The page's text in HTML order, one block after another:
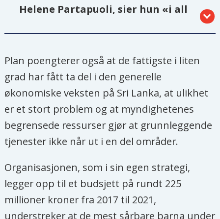
Helene Partapuoli, sier hun «i all
avgjørelse om å trekke seg ut var
«kompleks».
- Vi skjønner at det kommer reaksjoner
på avgjørelsen om å stenge kontoret
på Sri Lanka, men er trygge på at vi i
løpet av de 38 årene Plan har vært til
stede har bidratt til positiv endring for
omkring 500 000 barn i hundrevis av
Plan poengterer også at de fattigste i liten
grad har fått ta del i den generelle
økonomiske veksten på Sri Lanka, at ulikhet
er et stort problem og at myndighetenes
begrensede ressurser gjør at grunnleggende
tjenester ikke når ut i en del områder.
Organisasjonen, som i sin egen strategi,
legger opp til et budsjett på rundt 225
millioner kroner fra 2017 til 2021,
understreker at de mest sårbare barna under